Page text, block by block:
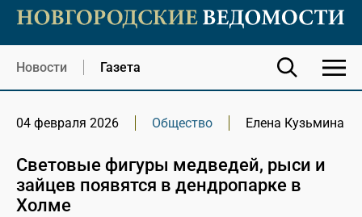
Новости Газета
04 февраля 2026 Общество Елена Кузьмина
Световые фигуры медведей, рыси и
зайцев появятся в дендропарке в
Холме